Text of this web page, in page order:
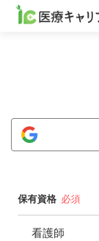
保有資格
看護師